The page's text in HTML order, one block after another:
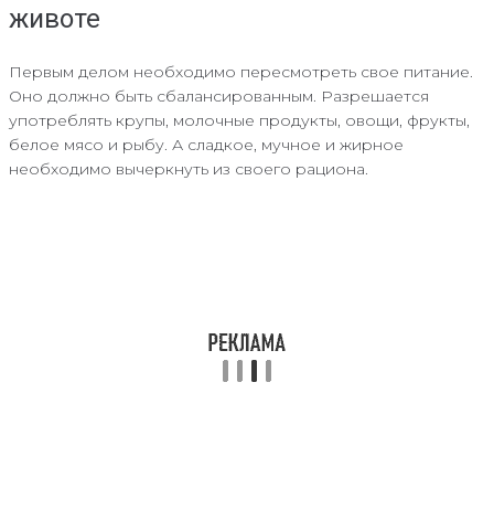
животе
Первым делом необходимо пересмотреть свое питание.
Оно должно быть сбалансированным. Разрешается
употреблять крупы, молочные продукты, овощи, фрукты,
белое мясо и рыбу. А сладкое, мучное и жирное
необходимо вычеркнуть из своего рациона.